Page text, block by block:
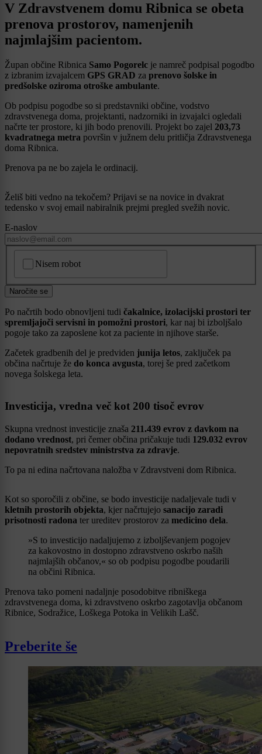
V Zdravstvenem domu Ribnica se obeta
prenova prostorov, namenjenih
najmlajšim pacientom.
Župan občine Ribnica Samo Pogorelc je namreč podpisal pogodbo
z izbranim izvajalcem GPS GRAD za prenovo šolske in
predšolske oziroma otroške ambulante.
Ob podpisu pogodbe so si predstavniki občine, vodstvo
zdravstvenega doma, projektanti, nadzorniki in izvajalci ogledali
načrte ter prostore, ki jih bodo prenovili. Projekt bo zajel 203,73
kvadratnega metra površin v južnem delu pritličja Zdravstvenega
doma Ribnica.
Prenova pa ne bo zajela le ordinacij.
Želiš biti vedno na tekočem? Prijavi se na novice in dvakrat
tedensko v svoj email nabiralnik prejmi pregled svežih novic.
E-naslov
Nisem robot
Naročite se
Po načrtih bodo obnovljeni tudi čakalnice, izolacijski prostori ter
spremljajoči servisni in pomožni prostori, kar naj bi izboljšalo
pogoje tako za zaposlene kot za paciente in njihove starše.
Začetek gradbenih del je predviden junija letos, zaključek pa
občina načrtuje že do konca avgusta, torej še pred začetkom
novega šolskega leta.
Investicija, vredna več kot 200 tisoč evrov
Skupna vrednost investicije znaša 211.439 evrov z davkom na
dodano vrednost, pri čemer občina pričakuje tudi 129.032 evrov
nepovratnih sredstev ministrstva za zdravje.
To pa ni edina načrtovana naložba v Zdravstveni dom Ribnica.
Kot so sporočili z občine, se bodo investicije nadaljevale tudi v
kletnih prostorih objekta, kjer načrtujejo sanacijo zaradi
prisotnosti radona ter ureditev prostorov za medicino dela.
»S to investicijo nadaljujemo z izboljševanjem pogojev
za kakovostno in dostopno zdravstveno oskrbo naših
najmlajših občanov,« so ob podpisu pogodbe poudarili
na občini Ribnica.
Prenova tako pomeni nadaljnje posodobitve ribniškega
zdravstvenega doma, ki zdravstveno oskrbo zagotavlja občanom
Ribnice, Sodražice, Loškega Potoka in Velikih Lašč.
Preberite še